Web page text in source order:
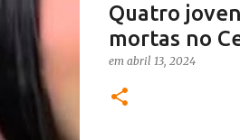
Quatro
mortas no
em abril 13, 2024